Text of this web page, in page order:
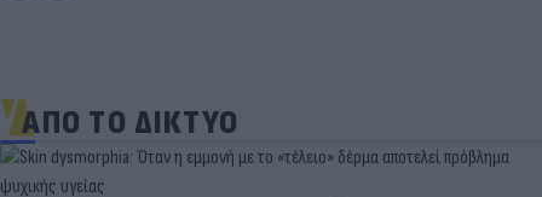
ΑΠΟ ΤΟ ΔΙΚΤΥΟ